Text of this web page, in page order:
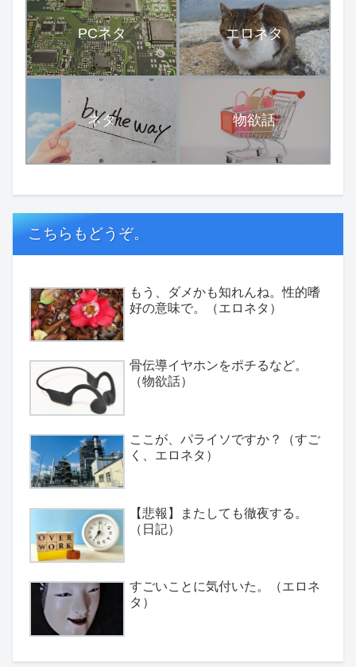
PCネタ エロネタ
ネタ 物欲話
こちらもどうぞ。
もう、ダメかも知れんね。性的嗜
好の意味で。（エロネタ）
骨伝導イヤホンをポチるなど。
（物欲話）
ここが、パライソですか？（すご
く、エロネタ）
【悲報】またしても徹夜する。
（日記）
すごいことに気付いた。（エロネ
タ）